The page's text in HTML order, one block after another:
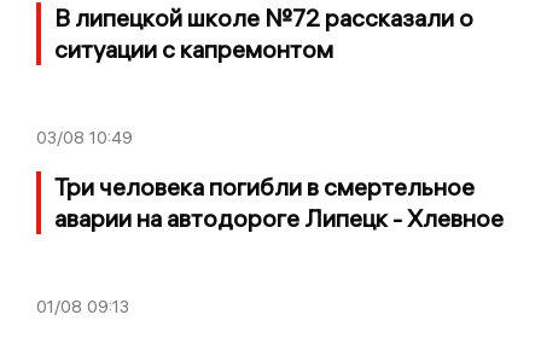
В липецкой школе №72 рассказали о
ситуации с капремонтом
03/08 10:49
Три человека погибли в смертельное
аварии на автодороге Липецк - Хлевное
01/08 09:13